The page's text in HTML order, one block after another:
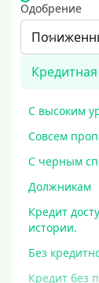
Одобрение
С высоким
Совсем
С черным
Должникам
Кредит
истории.
Без
Кредит без